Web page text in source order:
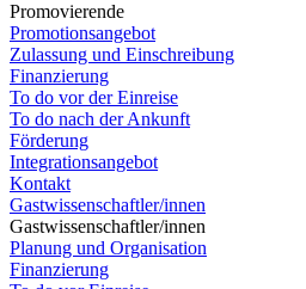
Promovierende
Promotionsangebot
Zulassung und Einschreibung
Finanzierung
To do vor der Einreise
To do nach der Ankunft
Förderung
Integrationsangebot
Kontakt
Gastwissenschaftler/innen
Gastwissenschaftler/innen
Planung und Organisation
Finanzierung